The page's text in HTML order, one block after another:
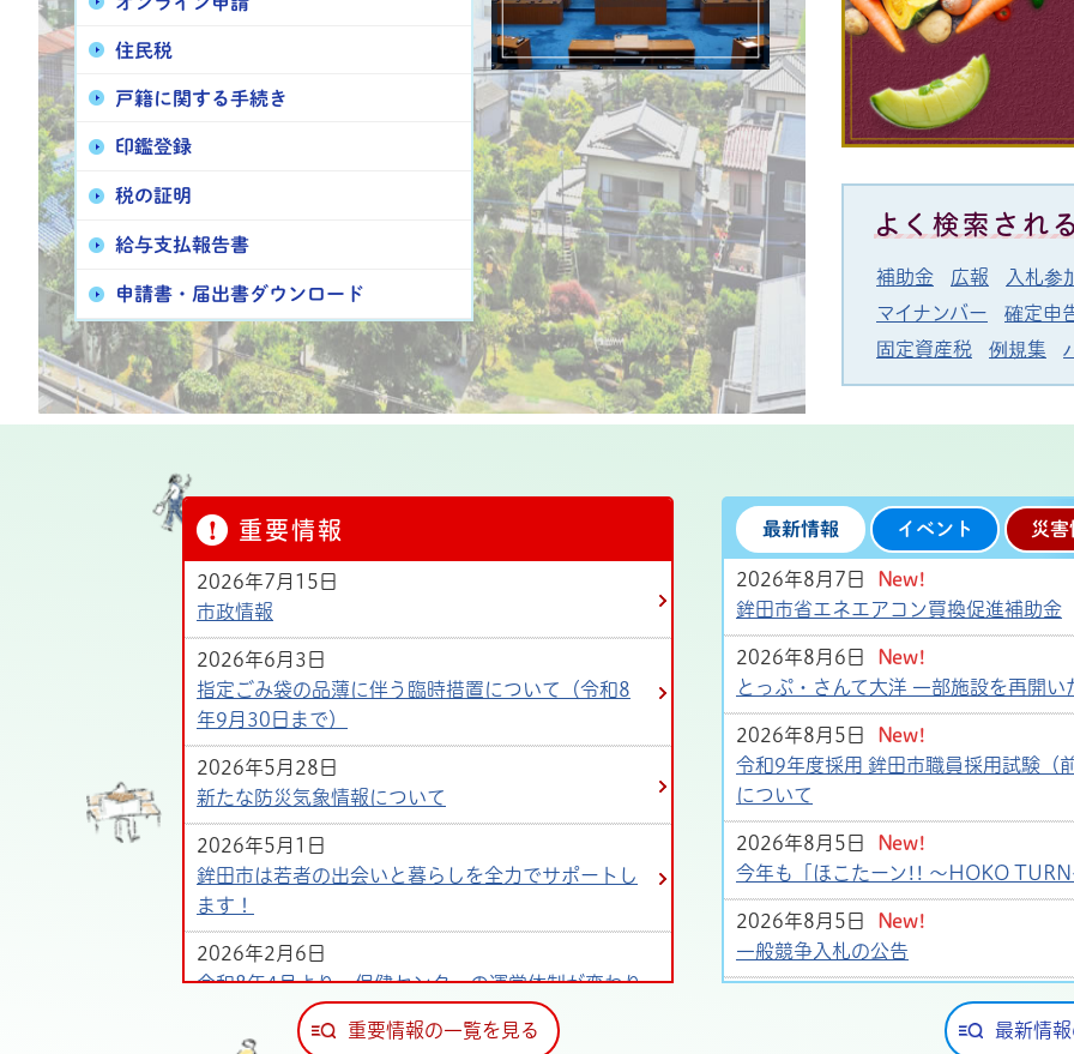
住民税
戸籍に関する手続き
印鑑登録
税の証明
給与支払報告書
申請書・届出書ダウンロード
よく検索され
補助金 広報
入札参
マイナンバー
確定申
固定資産税
例規集
重要情報
2026年7月15日
市政情報
2026年6月3日
指定ごみ袋の品薄に伴う臨時措置について（令和8
年9月30日まで）
2026年5月28日
新たな防災気象情報について
2026年5月1日
鉾田市は若者の出会いと暮らしを全力でサポートし
ます！
2026年2月6日
令和8年4月より 保健センターの運営体制が変わり
重要情報の一覧を見る
最新情報 イベント 災害
2026年8月7日
New!
鉾田市省エネエアコン買換促進補助金
2026年8月6日
New!
とっぷ・さんて大洋 一部施設を再開い
2026年8月5日
New!
令和9年度採用 鉾田市職員採用試験（
について
2026年8月5日
New!
今年も「ほこたーン!! ～HOKO TURN
2026年8月5日
New!
一般競争入札の公告
令和8年熊本地震の災害支援代理寄附
最新情